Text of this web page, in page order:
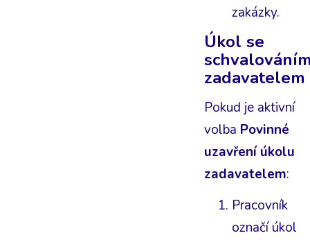
zakázky.
Úkol se
zadavatelem
Pokud je aktivní
volba Povinné
uzavření úkolu
zadavatelem:
Pracovník
označí úkol